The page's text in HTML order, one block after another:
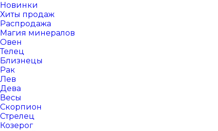
Новинки
Хиты продаж
Распродажа
Магия минералов
Овен
Телец
Близнецы
Рак
Лев
Дева
Весы
Скорпион
Стрелец
Козерог